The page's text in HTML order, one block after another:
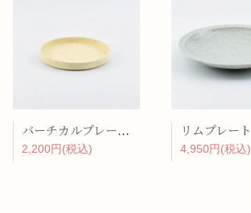
バーチカルプレート 15cm 化粧土
2,200円(税込)
4,950円(税込)